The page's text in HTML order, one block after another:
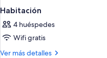
Habitación
4 huéspedes
Wifi gratis
Ver más detalles
Más